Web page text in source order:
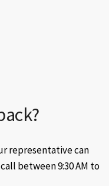
representative can
between 9:30 AM to